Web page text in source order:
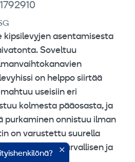
kipsilevyjen asentamisesta
Soveltuu
on helppo siirtää
useisiin eri
kolmesta pääosasta, ja
purkaminen onnistuu ilman
on varustettu suurella
kuorman turvallisen ja